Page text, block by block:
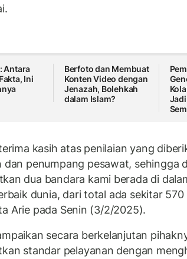
Antara
Ini
Berfoto dan Membuat
Konten Video dengan
Jenazah, Bolehkah
dalam Islam?
kasih atas penilaian yang
dan penumpang pesawat, sehingga
dua bandara kami berada di
dunia, dari total ada sekitar
Arie pada Senin (3/2/2025).
secara berkelanjutan
standar pelayanan dengan